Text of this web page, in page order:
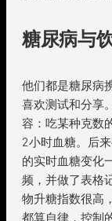
糖尿病与
他们都是糖尿病
喜欢测试和分享
容：吃某种克数
2小时血糖。后
的实时血糖变化
频，并做了表格
物升糖指数很高
都算自律，控制